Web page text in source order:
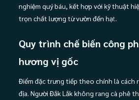
nghiệm quý báu, kết hợp với kỹ thuật
trọn chất lượng từ vườn đến hạt.
Quy trình chế biến công
hương vị gốc
Điểm đặc trưng tiếp theo chính là cách
địa. Người Đắk Lắk không rang cà phê